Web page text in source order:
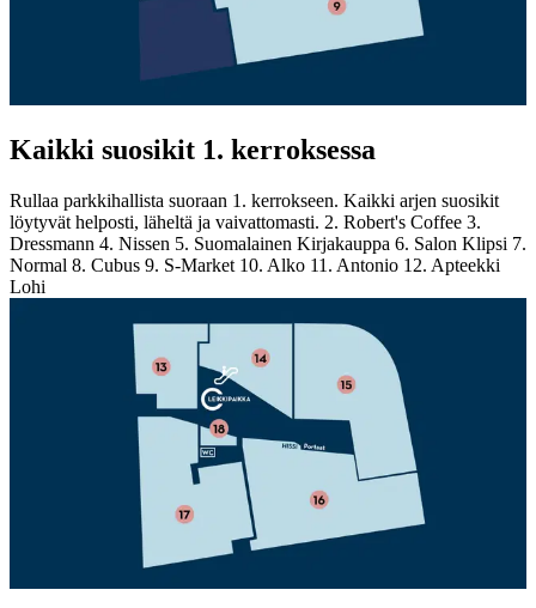
Kaikki suosikit 1. kerroksessa
Rullaa parkkihallista suoraan 1. kerrokseen. Kaikki arjen suosikit
löytyvät helposti, läheltä ja vaivattomasti. 2. Robert's Coffee 3.
Dressmann 4. Nissen 5. Suomalainen Kirjakauppa 6. Salon Klipsi 7.
Normal 8. Cubus 9. S-Market 10. Alko 11. Antonio 12. Apteekki
Lohi